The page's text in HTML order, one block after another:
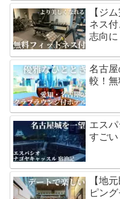
【ジ
ネス
志向に
名古
較！
エス
すごい
【地
ピン